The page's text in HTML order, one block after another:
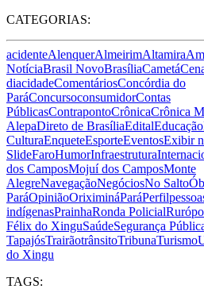
CATEGORIAS:
acidenteAlenquerAlmeirimAltamira
NotíciaBrasil NovoBrasíliaCametá
diacidadeComentáriosConcórdia do
ParáConcursoconsumidorContas
PúblicasContrapontoCrônicaCrônica
AlepaDireto de BrasíliaEditalEducação
CulturaEnqueteEsporteEventosExibir
SlideFaroHumorInfraestrutura
dos CamposMojuí dos CamposMonte
AlegreNavegaçãoNegóciosNo Salto
ParáOpiniãoOriximináParáPerfil
indígenasPrainhaRonda Policial
Félix do XinguSaúdeSegurança
TapajósTrairãotrânsitoTribunaTurismo
do Xingu
TAGS: